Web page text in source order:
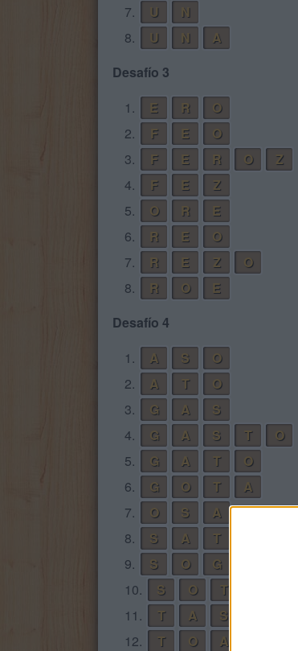
7.
U
N
8.
U N
A
Desafío 3
1.
E R
O
2.
F E
O
3.
F E R O
Z
4.
F E
Z
5.
O R
E
6.
R E
O
7.
R E Z
O
8.
R O
E
Desafío 4
1.
A S
O
2.
A T
O
3.
G A
S
4.
G A S T
O
5.
G A T
O
6.
G O T
A
7.
O S
A
8.
S A T
9.
S O G
10.
S O T
11.
T A
S
12.
T O
A